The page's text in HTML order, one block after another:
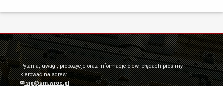
Pytania, uwagi, propozycje oraz informacje o ew. błędach prosimy
kierować na adres:
sip@um.wroc.pl